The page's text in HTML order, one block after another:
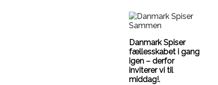
Danmark Spiser
fællesskabet i gang
igen – derfor
inviterer vi til
middag!.